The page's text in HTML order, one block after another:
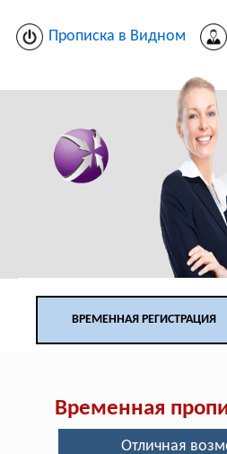
Прописка в Видном
ВРЕМЕННАЯ РЕГИСТРАЦИЯ
Временная
Отличная